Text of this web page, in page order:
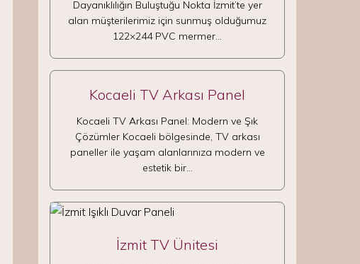
Dayanıklılığın Buluştuğu Nokta İzmit’te yer
alan müşterilerimiz için sunmuş olduğumuz
122×244 PVC mermer…
Kocaeli TV Arkası Panel
Kocaeli TV Arkası Panel: Modern ve Şık
Çözümler Kocaeli bölgesinde, TV arkası
paneller ile yaşam alanlarınıza modern ve
estetik bir…
İzmit TV Ünitesi